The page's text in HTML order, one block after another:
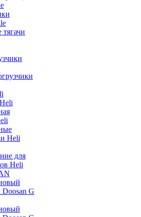
Heli
для
Heli
Doosan G